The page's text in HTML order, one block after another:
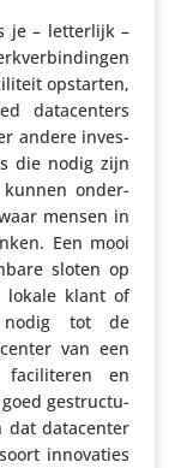
je – letter­lijk –
opstarten,
data­cen­ters
andere inves­
die nodig zijn
kunnen onder­
mensen in
Een mooi
sloten op
lokale klant of
nodig tot de
van een
en
gestruc­tu­
dat data­center
inno­va­ties